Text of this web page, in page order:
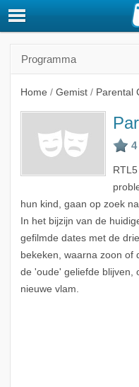
Programma
Home / Gemist / Parental
hun kind, gaan op zoek
In het bijzijn van de
gefilmde dates met de
bekeken, waarna zoon of
de 'oude' geliefde blijven,
nieuwe vlam.